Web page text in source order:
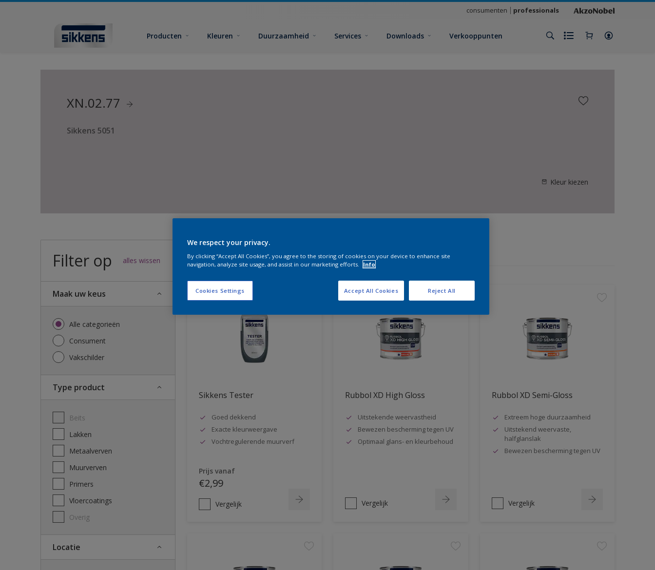
consumenten professionals
Producten Kleuren Duurzaamheid Services Downloads Verkooppunten
XN.02.77
Sikkens 5051
Kleur kiezen
Filter op alles wissen
Maak uw keus
Alle categorieën
Consument
Vakschilder
Type product
Beits
Lakken
Metaalverven
Muurverven
Primers
Vloercoatings
Overig
Locatie
57resultaten voor jou
Sikkens Tester
Goed dekkend
Exacte kleurweergave
Vochtregulerende muurverf
Prijs vanaf
€2,99
Vergelijk
Rubbol XD High Gloss
Uitstekende weervastheid
Bewezen bescherming tegen UV
Optimaal glans- en kleurbehoud
Vergelijk
Rubbol XD Semi-Gloss
Extreem hoge duurzaamheid
Uitstekend weervaste,
halfglanslak
Bewezen bescherming tegen UV
Vergelijk
We respect your privacy.
By clicking “Accept All Cookies”, you agree to the storing of cookies on your device to enhance site
navigation, analyze site usage, and assist in our marketing efforts.
Info
Cookies Settings Reject All
Accept All Cookies